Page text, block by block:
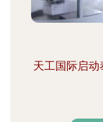
天工国际启